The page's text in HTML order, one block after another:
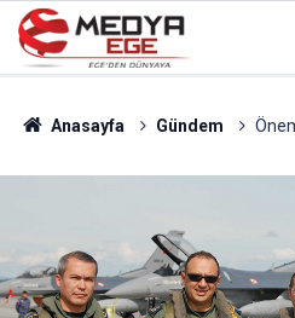
Anasayfa Gündem